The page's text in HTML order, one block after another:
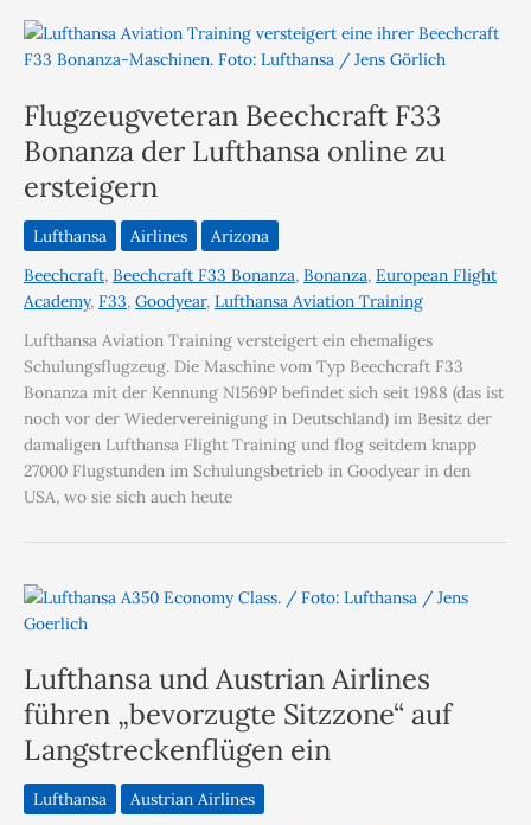
Flugzeugveteran Beechcraft F33
Bonanza der Lufthansa online zu
ersteigern
Lufthansa Airlines
Arizona
Beechcraft, Beechcraft F33 Bonanza, Bonanza, European Flight
Academy, F33, Goodyear, Lufthansa Aviation Training
Lufthansa Aviation Training versteigert ein ehemaliges
Schulungsflugzeug. Die Maschine vom Typ Beechcraft F33
Bonanza mit der Kennung N1569P befindet sich seit 1988 (das ist
noch vor der Wiedervereinigung in Deutschland) im Besitz der
damaligen Lufthansa Flight Training und flog seitdem knapp
27000 Flugstunden im Schulungsbetrieb in Goodyear in den
USA, wo sie sich auch heute
Lufthansa und Austrian Airlines
führen „bevorzugte Sitzzone“ auf
Langstreckenflügen ein
Lufthansa
Austrian Airlines